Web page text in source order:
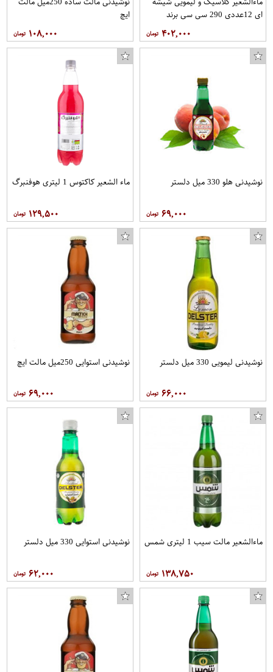
ای 12عددی 290 سی سی برند
۴۰۲,۰۰۰
ایچ
۱۰۸,۰۰۰
نوشیدنی هلو 330 میل دلستر
۶۹,۰۰۰
ماء الشعیر کاکتوس 1 لیتری هوفنبرگ
۱۲۹,۵۰۰
نوشیدنی لیمویی 330 میل دلستر
۶۶,۰۰۰
نوشیدنی استوایی 250میل مالت ایچ
۶۹,۰۰۰
ماءالشعیر مالت سیب 1 لیتری شمس
۱۳۸,۷۵۰
نوشیدنی استوایی 330 میل دلستر
۶۲,۰۰۰